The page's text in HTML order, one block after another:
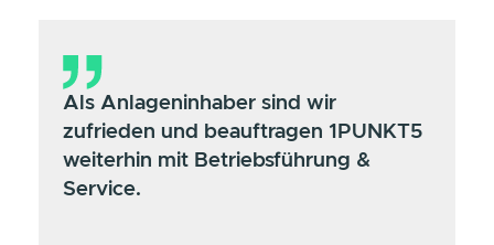
wir für Sie immer im Blick behalten.
AUSZUG REFERENZEN